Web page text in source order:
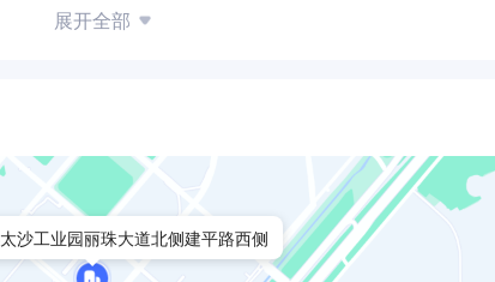
展开全部
沙工业园丽珠大道北侧建平路西侧